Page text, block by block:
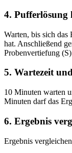
4. Pufferlösung
Warten, bis sich
hat. Anschließend
Probenvertiefung
5. Wartezeit
10 Minuten warten
Minuten darf das
6. Ergebnis
Ergebnis